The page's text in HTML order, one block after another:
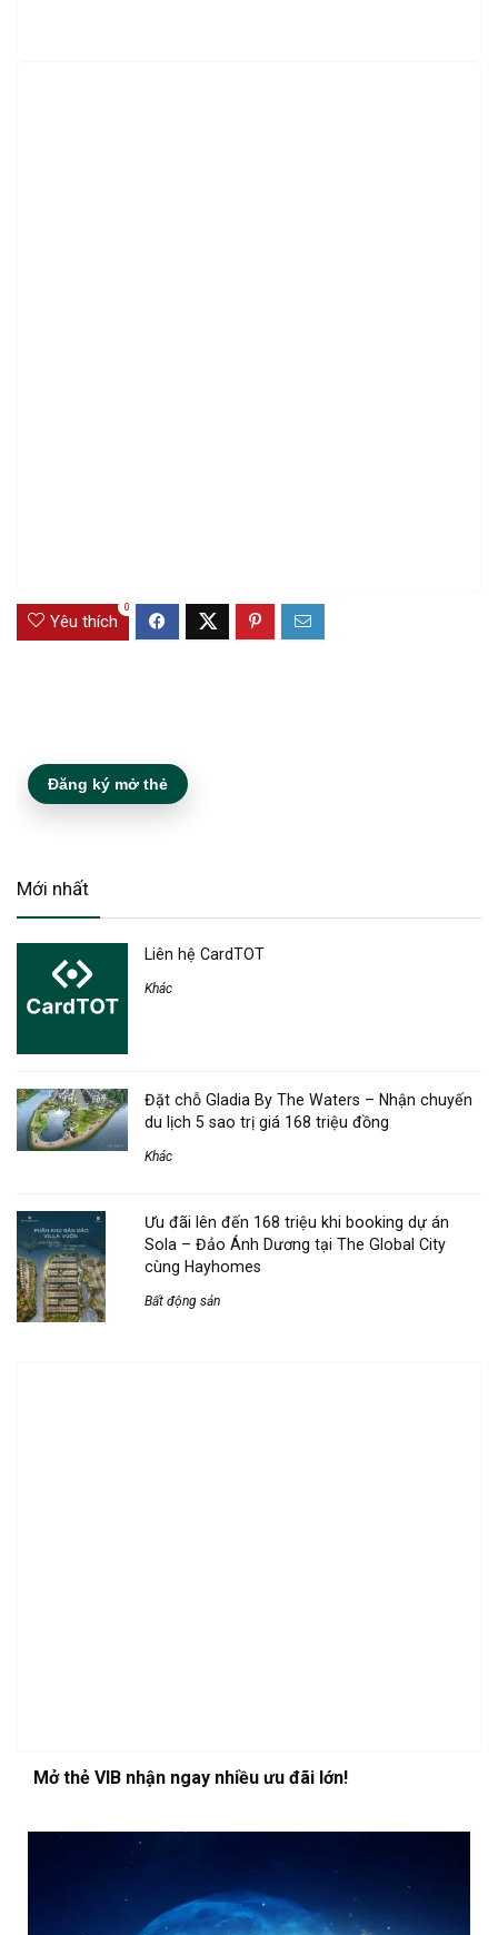
Yêu thích
0
Đăng ký mở thẻ
Mới nhất
Liên hệ CardTOT
Khác
Đặt chỗ Gladia By The Waters – Nhận chuyến
du lịch 5 sao trị giá 168 triệu đồng
Khác
Ưu đãi lên đến 168 triệu khi booking dự án
Sola – Đảo Ánh Dương tại The Global City
cùng Hayhomes
Bất động sản
Mở thẻ VIB nhận ngay nhiều ưu đãi lớn!